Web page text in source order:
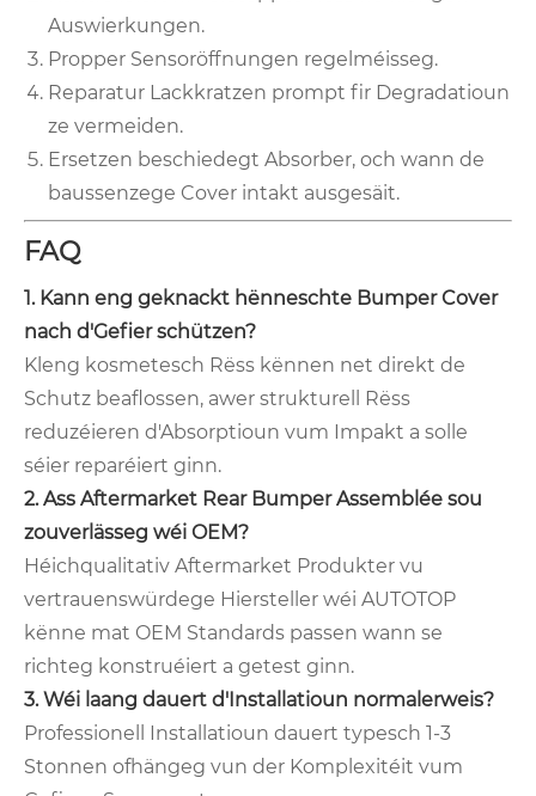
Auswierkungen.
Propper Sensoröffnungen regelméisseg.
Reparatur Lackkratzen prompt fir Degradatioun
ze vermeiden.
Ersetzen beschiedegt Absorber, och wann de
baussenzege Cover intakt ausgesäit.
FAQ
1. Kann eng geknackt hënneschte Bumper Cover
nach d'Gefier schützen?
Kleng kosmetesch Rëss kënnen net direkt de
Schutz beaflossen, awer strukturell Rëss
reduzéieren d'Absorptioun vum Impakt a solle
séier reparéiert ginn.
2. Ass Aftermarket Rear Bumper Assemblée sou
zouverlässeg wéi OEM?
Héichqualitativ Aftermarket Produkter vu
vertrauenswürdege Hiersteller wéi AUTOTOP
kënne mat OEM Standards passen wann se
richteg konstruéiert a getest ginn.
3. Wéi laang dauert d'Installatioun normalerweis?
Professionell Installatioun dauert typesch 1-3
Stonnen ofhängeg vun der Komplexitéit vum